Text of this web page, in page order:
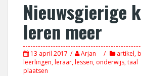
Nieuwsgierige
leren meer
13 april 2017 Arjan artikel,
leerlingen,leraar,lessen, onderwijs,taal
plaatsen